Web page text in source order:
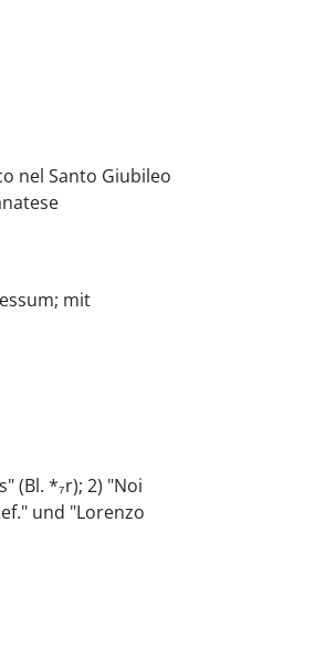
nel Santo Giubileo
mit
(Bl. *₇r); 2) "Noi
und "Lorenzo